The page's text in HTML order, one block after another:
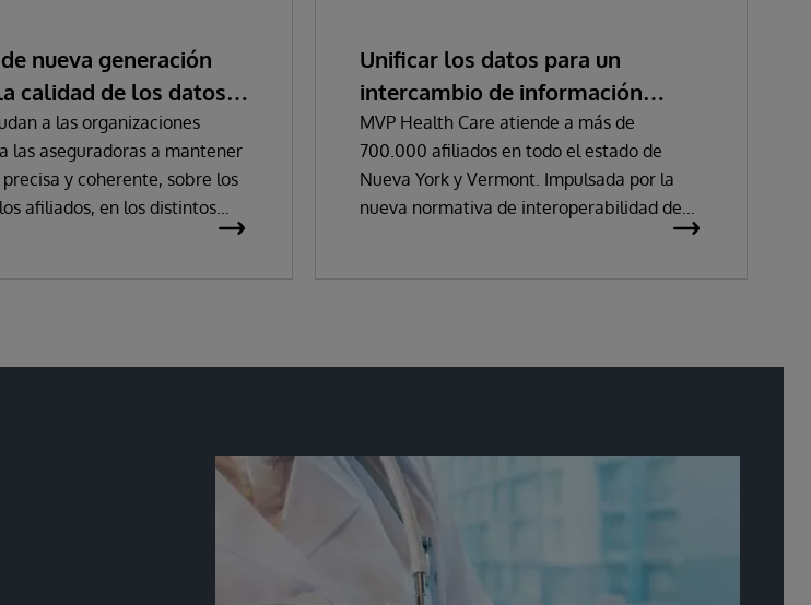
nueva generación
calidad de los datos
a las organizaciones
las aseguradoras a mantener
y coherente, sobre los
afiliados, en los distintos
y centros sanitarios.
Unificar los datos para un
intercambio de información
eficiente más allá de los
requisitos reglamentarios
MVP Health Care atiende a más de
700.000 afiliados en todo el estado de
Nueva York y Vermont. Impulsada por la
nueva normativa de interoperabilidad de
dispares e intercambiar y compartir
información con socios sin problemas.